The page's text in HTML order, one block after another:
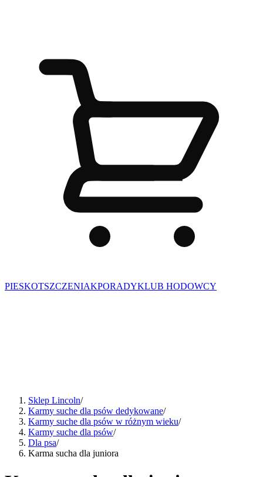
PIESKOTSZCZENIAKPORADYKLUB HODOWCY
Sklep Lincoln/
Karmy suche dla psów dedykowane/
Karmy suche dla psów w różnym wieku/
Karmy suche dla psów/
Dla psa/
Karma sucha dla juniora